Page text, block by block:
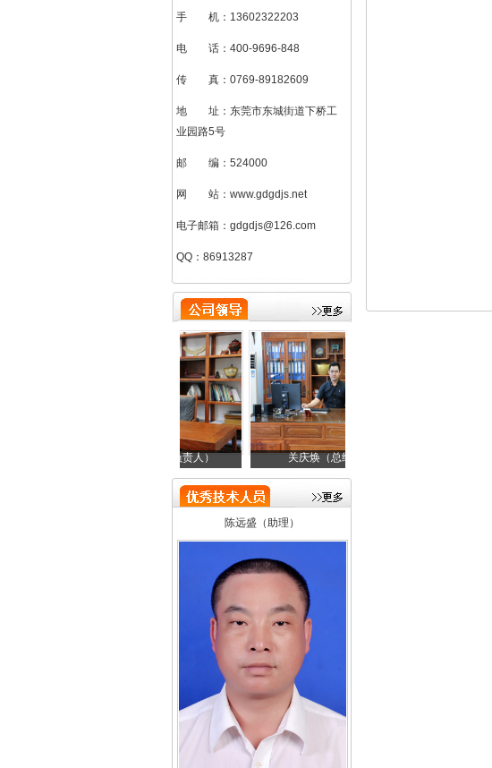
手 机：13602322203
电 话：400-9696-848
传 真：0769-89182609
地 址：东莞市东城街道下桥工
业园路5号
邮 编：524000
网 站：www.gdgdjs.net
电子邮箱：gdgdjs@126.com
QQ：86913287
关庆焕（总经理）